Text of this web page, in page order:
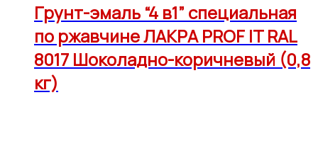
Грунт-эмаль “4 в1” специальная
по ржавчине ЛАКРА PROF IT RAL
8017 Шоколадно-коричневый (0,8
кг)